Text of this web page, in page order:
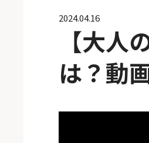
2024.04.16
【大
は？動